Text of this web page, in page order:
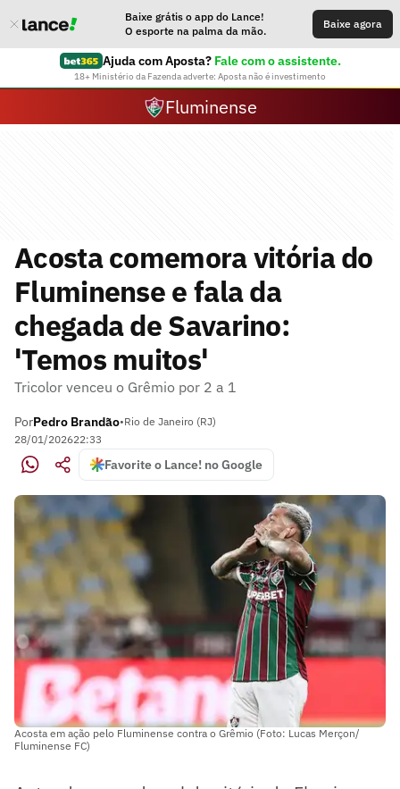
Baixe grátis o app do Lance!
O esporte na palma da mão.
Baixe agora
Ajuda com Aposta? Fale com o assistente.
18+ Ministério da Fazenda adverte: Aposta não é investimento
Fluminense
Acosta comemora vitória do
Fluminense e fala da
chegada de Savarino:
'Temos muitos'
Tricolor venceu o Grêmio por 2 a 1
PorPedro Brandão•Rio de Janeiro (RJ)
28/01/202622:33
Favorite o Lance! no Google
Acosta em ação pelo Fluminense contra o Grêmio (Foto: Lucas Merçon/
Fluminense FC)